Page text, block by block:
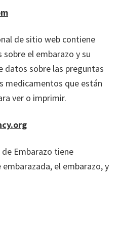
de sitio web contiene
el embarazo y su
datos sobre las preguntas
medicamentos que están
ver o imprimir.
Embarazo tiene
el embarazo, y